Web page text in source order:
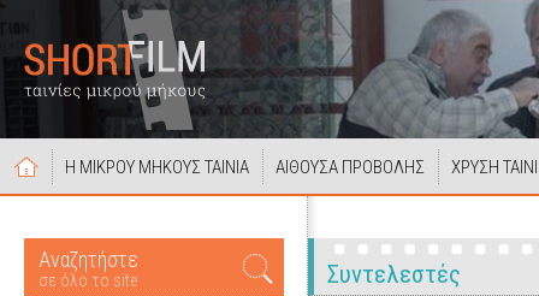
Η ΜΙΚΡΟΥ ΜΗΚΟΥΣ ΤΑΙΝΙΑ ΑΙΘΟΥΣΑ ΠΡΟΒΟΛΗΣ ΧΡΥΣΗ
Αναζητήστε
σε όλο το site Συντελεστές